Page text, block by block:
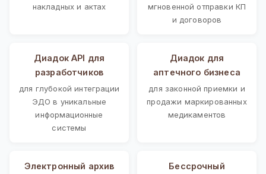
накладных и актах
мгновенной отправки КП
и договоров
Диадок API для
разработчиков
для глубокой интеграции
ЭДО в уникальные
информационные
системы
Диадок для
аптечного бизнеса
для законной приемки и
продажи маркированных
медикаментов
Электронный архив
Бессрочный